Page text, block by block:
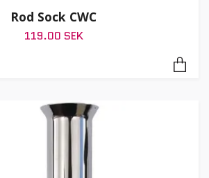
Rod Sock CWC
119.00 SEK